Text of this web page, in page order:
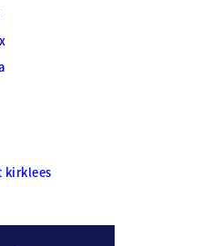
kirklees